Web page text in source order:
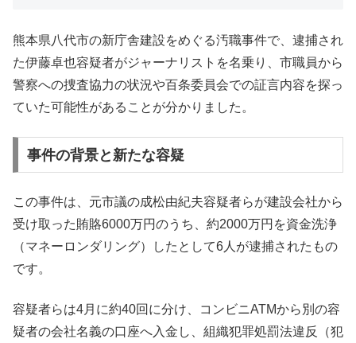
熊本県八代市の新庁舎建設をめぐる汚職事件で、逮捕され
た伊藤卓也容疑者がジャーナリストを名乗り、市職員から
警察への捜査協力の状況や百条委員会での証言内容を探っ
ていた可能性があることが分かりました。
事件の背景と新たな容疑
この事件は、元市議の成松由紀夫容疑者らが建設会社から
受け取った賄賂6000万円のうち、約2000万円を資金洗浄
（マネーロンダリング）したとして6人が逮捕されたもの
です。
容疑者らは4月に約40回に分け、コンビニATMから別の容
疑者の会社名義の口座へ入金し、組織犯罪処罰法違反（犯